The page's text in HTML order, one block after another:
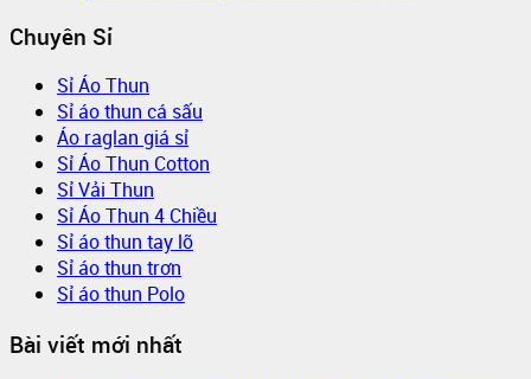
Chuyên Sỉ
Sỉ Áo Thun
Sỉ áo thun cá sấu
Áo raglan giá sỉ
Sỉ Áo Thun Cotton
Sỉ Vải Thun
Sỉ Áo Thun 4 Chiều
Sỉ áo thun tay lỡ
Sỉ áo thun trơn
Sỉ áo thun Polo
Bài viết mới nhất